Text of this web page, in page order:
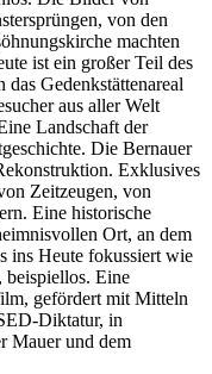
von den
machten
ist ein großer Teil des
das Gedenkstättenareal
aus aller Welt
Landschaft der
Die Bernauer
Exklusives
Zeitzeugen, von
Eine historische
Ort, an dem
ins Heute fokussiert wie
beispiellos. Eine
gefördert mit Mitteln
Diktatur, in
Mauer und dem